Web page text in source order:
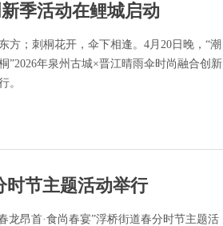
季活动在鲤城启动
方；刺桐花开，伞下相逢。4月20日晚，“潮
”2026年泉州古城×晋江晴雨伞时尚融合创新
。
时节主题活动举行
龙昂首·食尚春宴”浮桥街道春分时节主题活